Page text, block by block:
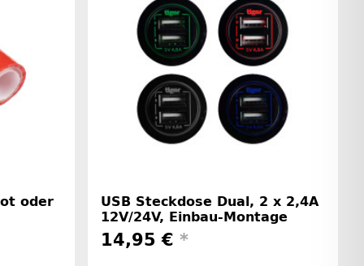
oder
USB Steckdose Dual, 2 x 2,4A
12V/24V, Einbau-Montage
14,95 € *